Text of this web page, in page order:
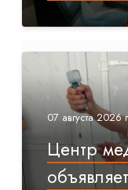
07 августа 2026
Центр